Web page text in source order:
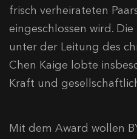
frisch verheirateten
eingeschlossen wird.
unter der Leitung des
Chen Kaige lobte
Kraft und
Mit dem Award wollen